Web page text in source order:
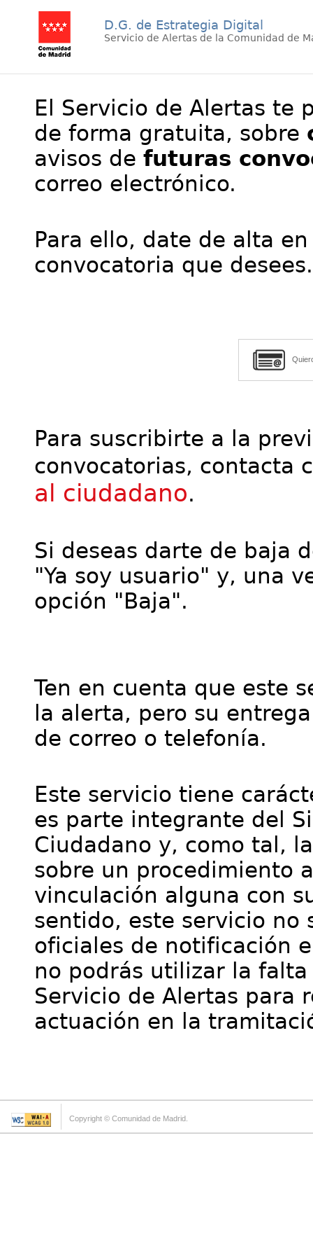
D.G. de Estrategia Digital
Servicio de Alertas de la Comunidad de
El Servicio de Alertas te
de forma gratuita, sobre
avisos de futuras
correo electrónico.
Para ello, date de alta
convocatoria que desees.
Para suscribirte a la
convocatorias, contacta
al ciudadano.
Si deseas darte de baja
"Ya soy usuario" y, una
opción "Baja".
Ten en cuenta que este
la alerta, pero su
de correo o telefonía.
Este servicio tiene
es parte integrante del
Ciudadano y, como tal,
sobre un procedimiento
vinculación alguna con
sentido, este servicio no
oficiales de notificación
no podrás utilizar la
Servicio de Alertas para
actuación en la
Copyright © Comunidad de Madrid.